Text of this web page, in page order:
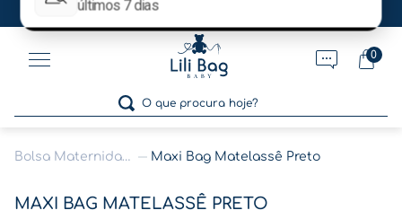
Ganhe 5% OFF no pagamento por pix!
0
O que procura hoje?
1º gestante
Bolsa Maternidade Maxi Bag Matelassê Preto
MAXI BAG MATELASSÊ PRETO